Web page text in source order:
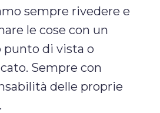
sempre rivedere e
le cose con un
punto di vista o
Sempre con
delle proprie